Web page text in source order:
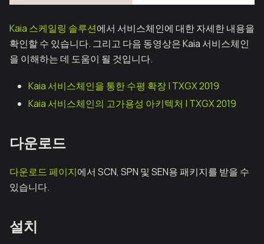
Kaia 스케일링 솔루션에서 서비스체인에 대한 자세한 내용을
확인할 수 있습니다. 그리고 다음 동영상은 Kaia 서비스체인
을 이해하는 데 도움이 될 것입니다.
Kaia 서비스체인을 통한 수평 확장 | TXGX 2019
Kaia 서비스체인의 고가용성 아키텍처 | TXGX 2019
다운로드
다운로드 페이지에서 SCN, SPN 및 SEN용 패키지를 받을 수
있습니다.
설치